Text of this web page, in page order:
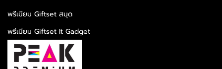
พรีเมียม Giftset สมุด
พรีเมียม Giftset It Gadget